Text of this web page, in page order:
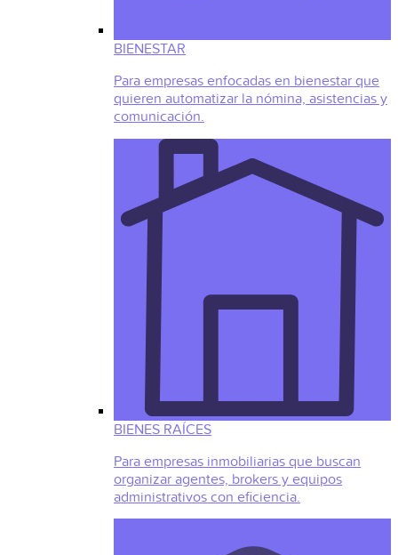
BIENESTAR
Para empresas enfocadas en bienestar que
quieren automatizar la nómina, asistencias y
comunicación.
BIENES RAÍCES
Para empresas inmobiliarias que buscan
organizar agentes, brokers y equipos
administrativos con eficiencia.